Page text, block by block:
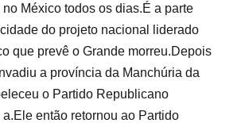
México todos os dias.É a parte
do projeto nacional liderado
que prevê o Grande morreu.Depois
a província da Manchúria da
o Partido Republicano
então retornou ao Partido